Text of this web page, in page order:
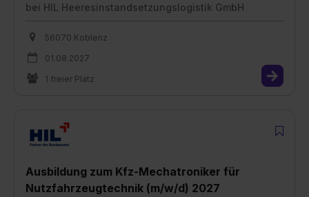
bei HIL Heeresinstandsetzungslogistik GmbH
56070 Koblenz
01.08.2027
1 freier Platz
Ausbildung zum Kfz-Mechatroniker für
Nutzfahrzeugtechnik (m/w/d) 2027